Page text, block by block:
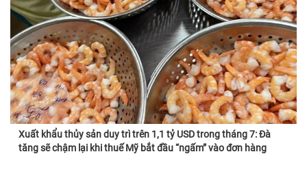
Xuất khẩu thủy sản duy trì trên 1,1 tỷ USD trong tháng 7: Đà
tăng sẽ chậm lại khi thuế Mỹ bắt đầu “ngấm” vào đơn hàng